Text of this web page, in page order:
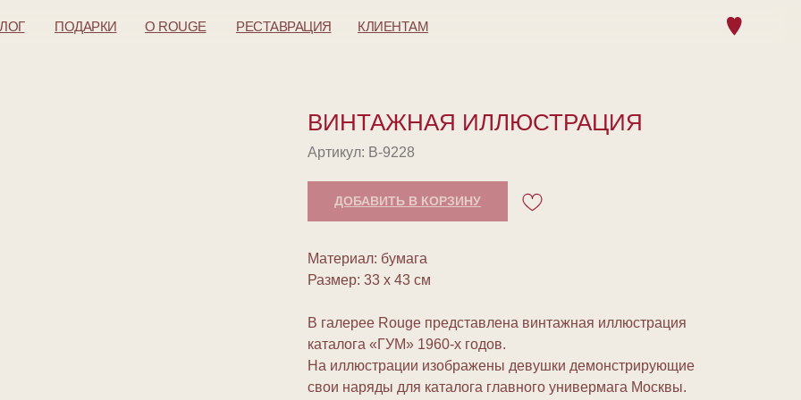
ПОДАРКИ O ROUGE РЕСТАВРАЦИЯ КЛИЕНТАМ
ВИНТАЖНАЯ ИЛЛЮСТРАЦИЯ
Артикул: В-9228
ДОБАВИТЬ В КОРЗИНУ
Материал: бумага
Размер: 33 х 43 см
В галерее Rouge представлена винтажная иллюстрация
каталога «ГУМ» 1960-х годов.
На иллюстрации изображены девушки демонстрирующие
свои наряды для каталога главного универмага Москвы.